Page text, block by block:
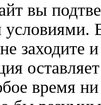
вы
заходите
время